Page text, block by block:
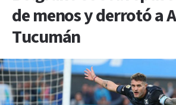
de menos y derrotó a
Tucumán